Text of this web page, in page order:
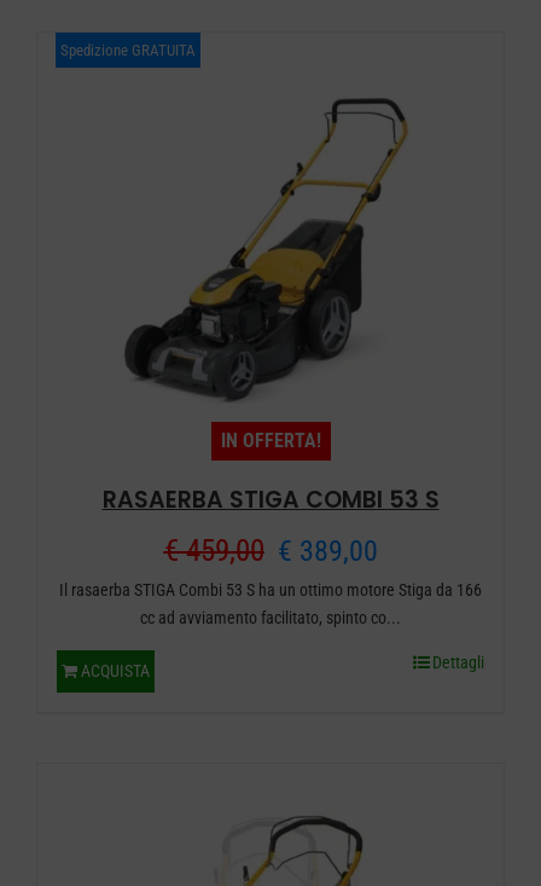
Spedizione GRATUITA
IN OFFERTA!
RASAERBA STIGA COMBI 53 S
€459,00 Il
prezzo
€ 389,00Il
prezzo
Il rasaerba STIGA Combi 53 S ha un ottimo motore Stiga da 166
cc ad avviamento facilitato, spinto co...
ACQUISTA Dettagli